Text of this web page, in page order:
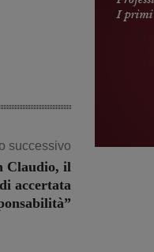
successivo
Claudio, il
accertata